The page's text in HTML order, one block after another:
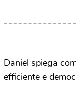
Daniel spiega
efficiente e